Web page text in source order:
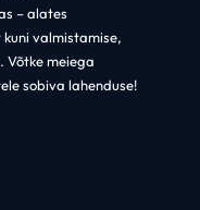
– alates
valmistamise,
. Võtke meiega
sobiva lahenduse!